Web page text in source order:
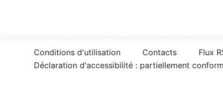
Conditions d'utilisation Contacts
Flux
Déclaration d'accessibilité : partiellement